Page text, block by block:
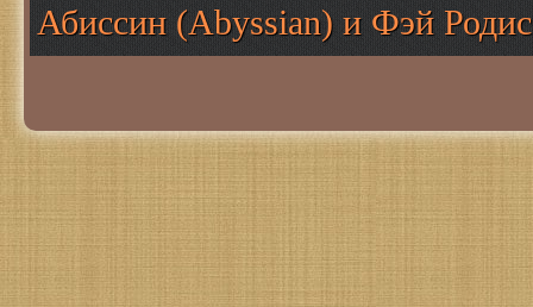
Абиссин (Abyssian) и Фэй